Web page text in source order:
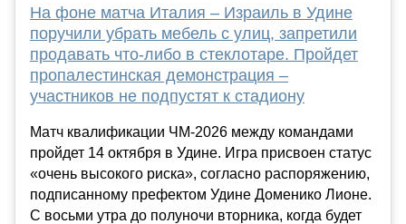
На фоне матча Италия – Израиль в Удине
поручили убрать мебель с улиц, запретили
продавать что-либо в стеклотаре. Пройдет
пропалестинская демонстрация –
участников не подпустят к стадиону
Матч квалификации ЧМ-2026 между командами
пройдет 14 октября в Удине. Игра присвоен статус
«очень высокого риска», согласно распоряжению,
подписанному префектом Удине Доменико Лионе.
С восьми утра до полуночи вторника, когда будет